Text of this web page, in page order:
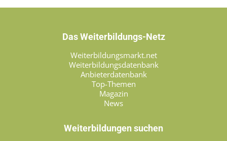
Das Weiterbildungs-Netz
Weiterbildungsmarkt.net
Weiterbildungsdatenbank
Anbieterdatenbank
Top-Themen
Magazin
News
Weiterbildungen suchen